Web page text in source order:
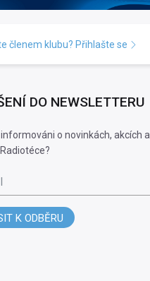
členem klubu? Přihlašte se
DO NEWSLETTERU
o novinkách, akcích a
K ODBĚRU